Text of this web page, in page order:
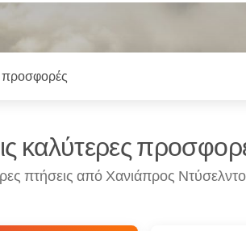
προσφορές
καλύτερες
πτήσεις από Χανιάπρος